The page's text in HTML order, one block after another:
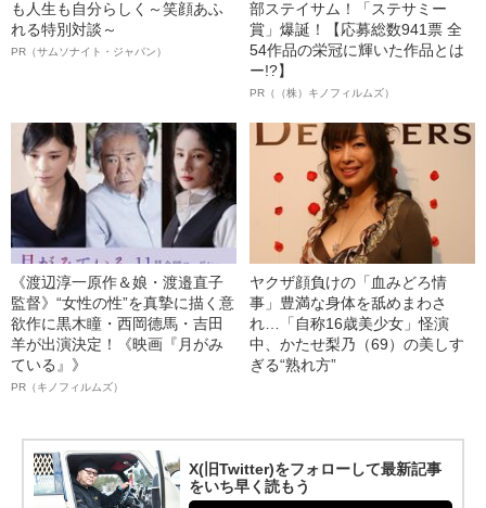
も人生も自分らしく～笑顔あふ
れる特別対談～
PR（サムソナイト・ジャパン）
部ステイサム！「ステサミー
賞」爆誕！【応募総数941票 全
54作品の栄冠に輝いた作品とは
ー!?】
PR（（株）キノフィルムズ）
《渡辺淳一原作＆娘・渡邉直子
監督》“女性の性”を真摯に描く意
欲作に黒木瞳・西岡德馬・吉田
羊が出演決定！《映画『月がみ
ている』》
PR（キノフィルムズ）
ヤクザ顔負けの「血みどろ情
事」豊満な身体を舐めまわさ
れ…「自称16歳美少女」怪演
中、かたせ梨乃（69）の美しす
ぎる“熟れ方”
X(旧Twitter)をフォローして最新記事
をいち早く読もう